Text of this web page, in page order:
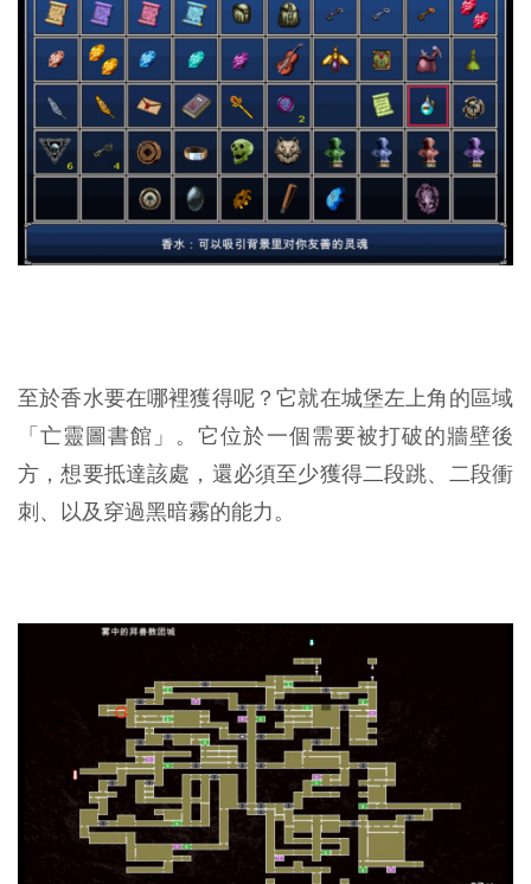
至於香水要在哪裡獲得呢？它就在城堡左上角的區域
「亡靈圖書館」。它位於一個需要被打破的牆壁後
方，想要抵達該處，還必須至少獲得二段跳、二段衝
刺、以及穿過黑暗霧的能力。